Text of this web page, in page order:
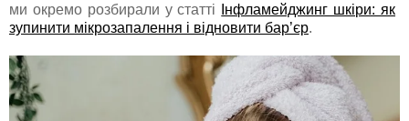
ми окремо розбирали у статті
Інфламейджинг шкіри: як
зупинити мікрозапалення і відновити бар’єр.